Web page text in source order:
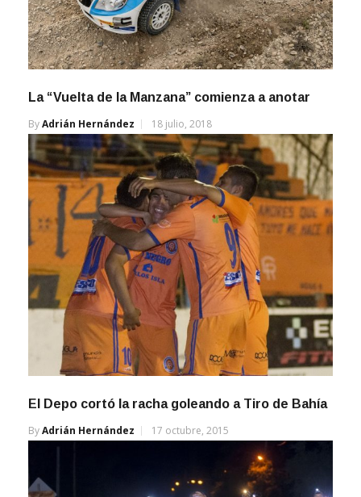
La “Vuelta de la Manzana” comienza a anotar
ByAdrián Hernández 18 julio, 2018
El Depo cortó la racha goleando a Tiro de Bahía
ByAdrián Hernández 17 octubre, 2015